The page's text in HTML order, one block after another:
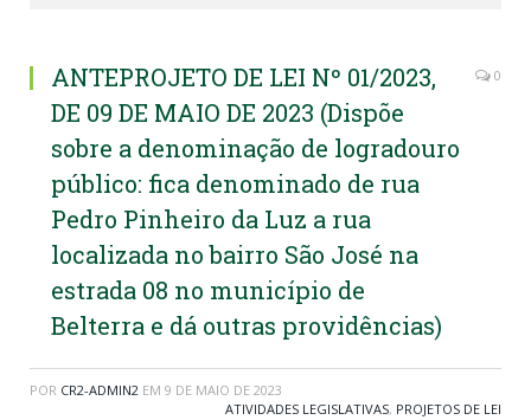
ANTEPROJETO DE LEI Nº 01/2023,
DE 09 DE MAIO DE 2023 (Dispõe
sobre a denominação de logradouro
público: fica denominado de rua
Pedro Pinheiro da Luz a rua
localizada no bairro São José na
estrada 08 no município de
Belterra e dá outras providências)
0
POR CR2-ADMIN2 EM 9 DE MAIO DE 2023
ATIVIDADES LEGISLATIVAS, PROJETOS DE LEI